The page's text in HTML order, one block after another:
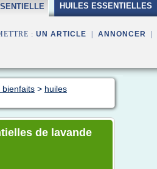
HUILES ESSENTIELLES
: UN ARTICLE ANNONCER
bienfaits > huiles
de lavande